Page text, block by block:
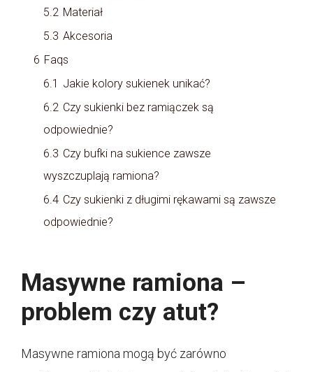
5.2 Materiał
5.3 Akcesoria
6 Faqs
6.1 Jakie kolory sukienek unikać?
6.2 Czy sukienki bez ramiączek są
odpowiednie?
6.3 Czy bufki na sukience zawsze
wyszczuplają ramiona?
6.4 Czy sukienki z długimi rękawami są zawsze
odpowiednie?
Masywne ramiona –
problem czy atut?
Masywne ramiona mogą być zarówno